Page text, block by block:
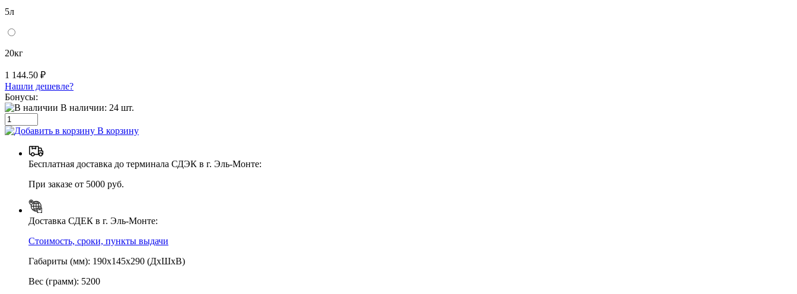
5л
20кг
1 144.50 ₽
Нашли дешевле?
Бонусы:
В наличии: 24 шт.
В корзину
Бесплатная доставка до терминала СДЭК в г. Эль-Монте:
При заказе от 5000 руб.
Доставка СДЕК в г. Эль-Монте:
Стоимость, сроки, пункты выдачи
Габариты (мм): 190х145х290 (ДхШхВ)
Вес (грамм): 5200